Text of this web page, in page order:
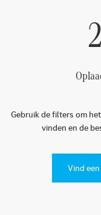
Gebruik de filters om
vinden en de
Vind